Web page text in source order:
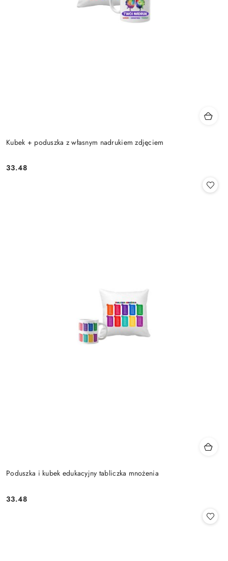
Kubek + poduszka z własnym nadrukiem zdjęciem
Cena:
33.48
Poduszka i kubek edukacyjny tabliczka mnożenia
Cena:
33.48